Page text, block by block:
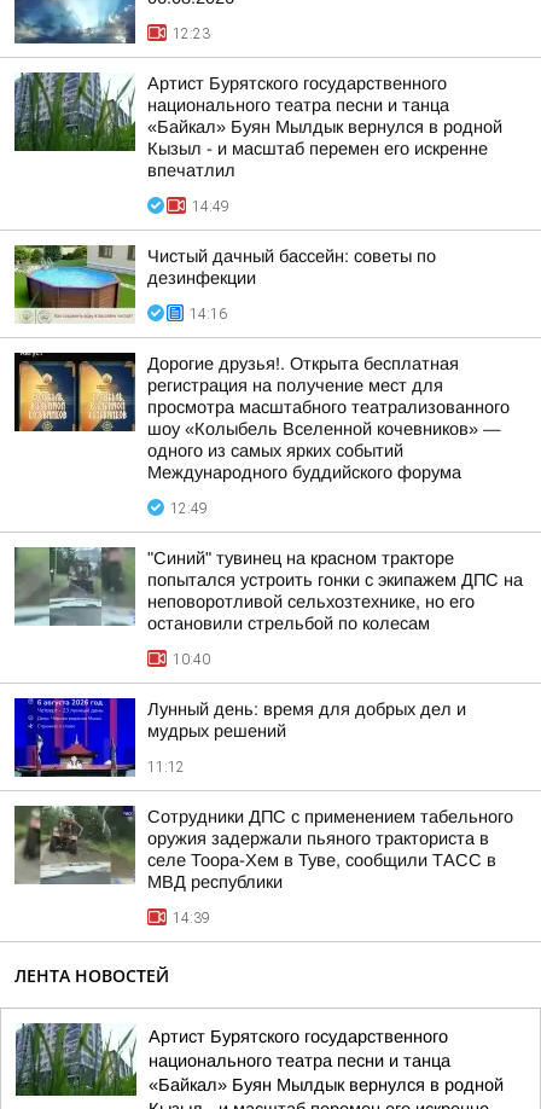
12:23
Артист Бурятского государственного
национального театра песни и танца
«Байкал» Буян Мылдык вернулся в родной
Кызыл - и масштаб перемен его искренне
впечатлил
14:49
Чистый дачный бассейн: советы по
дезинфекции
14:16
Дорогие друзья!. Открыта бесплатная
регистрация на получение мест для
просмотра масштабного театрализованного
шоу «Колыбель Вселенной кочевников» —
одного из самых ярких событий
Международного буддийского форума
12:49
"Синий" тувинец на красном тракторе
попытался устроить гонки с экипажем ДПС на
неповоротливой сельхозтехнике, но его
остановили стрельбой по колесам
10:40
Лунный день: время для добрых дел и
мудрых решений
11:12
Сотрудники ДПС с применением табельного
оружия задержали пьяного тракториста в
селе Тоора-Хем в Туве, сообщили ТАСС в
МВД республики
14:39
ЛЕНТА НОВОСТЕЙ
Артист Бурятского государственного
национального театра песни и танца
«Байкал» Буян Мылдык вернулся в родной